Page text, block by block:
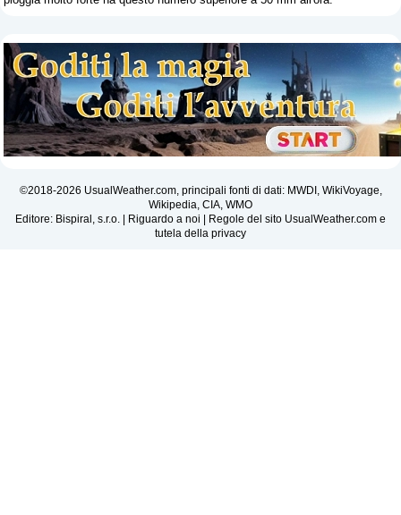
©2018-2026 UsualWeather.com, principali fonti di dati: MWDI, WikiVoyage,
Wikipedia, CIA, WMO
Editore: Bispiral, s.r.o. | Riguardo a noi | Regole del sito UsualWeather.com e
tutela della privacy